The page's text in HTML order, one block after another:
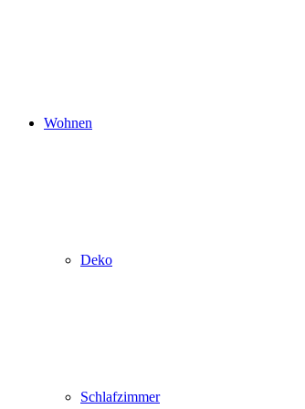
Wohnen
Deko
Schlafzimmer